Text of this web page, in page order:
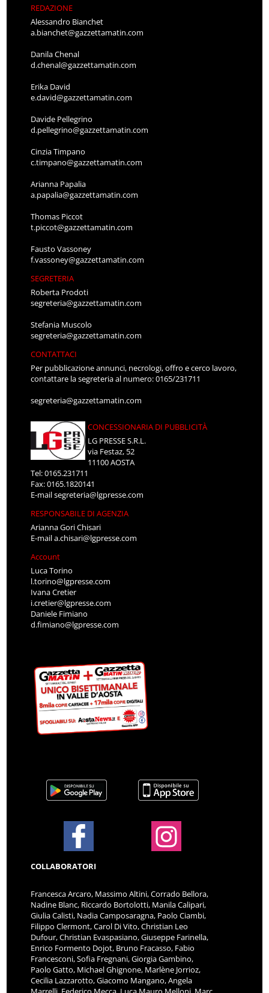
REDAZIONE
Alessandro Bianchet
a.bianchet@gazzettamatin.com
Danila Chenal
d.chenal@gazzettamatin.com
Erika David
e.david@gazzettamatin.com
Davide Pellegrino
d.pellegrino@gazzettamatin.com
Cinzia Timpano
c.timpano@gazzettamatin.com
Arianna Papalia
a.papalia@gazzettamatin.com
Thomas Piccot
t.piccot@gazzettamatin.com
Fausto Vassoney
f.vassoney@gazzettamatin.com
SEGRETERIA
Roberta Prodoti
segreteria@gazzettamatin.com
Stefania Muscolo
segreteria@gazzettamatin.com
CONTATTACI
Per pubblicazione annunci, necrologi, offro e cerco lavoro,
contattare la segreteria al numero: 0165/231711
segreteria@gazzettamatin.com
CONCESSIONARIA DI PUBBLICITÀ
LG PRESSE S.R.L.
via Festaz, 52
11100 AOSTA
Tel: 0165.231711
Fax: 0165.1820141
E-mailsegreteria@lgpresse.com
RESPONSABILE DI AGENZIA
Arianna Gori Chisari
E-maila.chisari@lgpresse.com
Account
Luca Torino
l.torino@lgpresse.com
Ivana Cretier
i.cretier@lgpresse.com
Daniele Fimiano
d.fimiano@lgpresse.com
COLLABORATORI
Francesca Arcaro, Massimo Altini, Corrado Bellora,
Nadine Blanc, Riccardo Bortolotti, Manila Calipari,
Giulia Calisti, Nadia Camposaragna, Paolo Ciambi,
Filippo Clermont, Carol Di Vito, Christian Leo
Dufour, Christian Evaspasiano, Giuseppe Farinella,
Enrico Formento Dojot, Bruno Fracasso, Fabio
Francesconi, Sofia Fregnani, Giorgia Gambino,
Paolo Gatto, Michael Ghignone, Marlène Jorrioz,
Cecilia Lazzarotto, Giacomo Mangano, Angela